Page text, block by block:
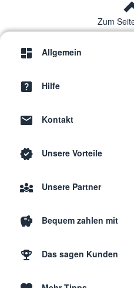
Zum
Allgemein
Hilfe
Kontakt
Unsere Vorteile
Unsere Partner
Bequem zahlen mit
Das sagen Kunden